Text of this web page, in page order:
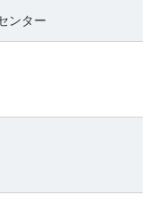
ンター